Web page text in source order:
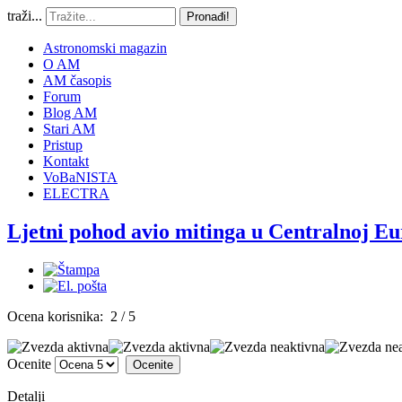
traži... Pronađi!
Astronomski magazin
O AM
AM časopis
Forum
Blog AM
Stari AM
Pristup
Kontakt
VoBaNISTA
ELECTRA
Ljetni pohod avio mitinga u Centralnoj
Ocena korisnika: 2 / 5
Ocenite
Detalji